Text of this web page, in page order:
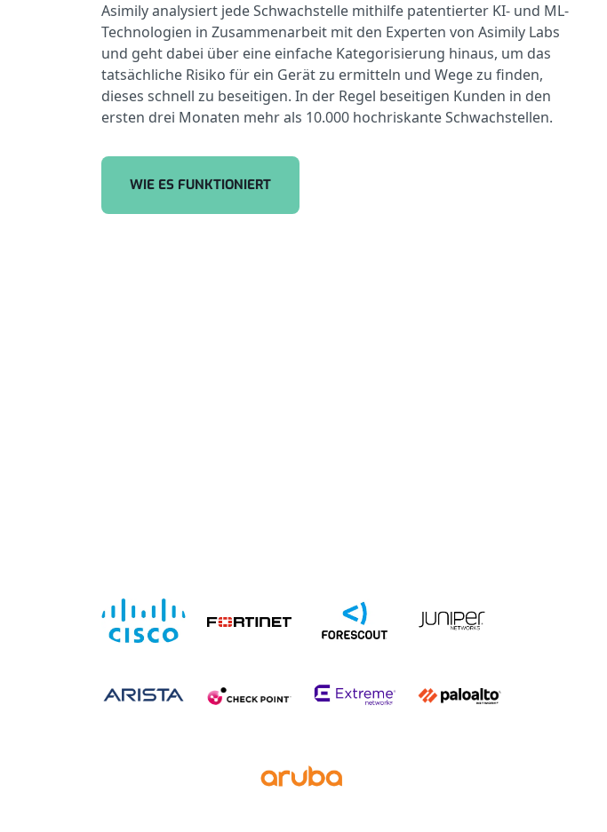
Asimily analysiert jede Schwachstelle mithilfe patentierter KI- und ML-
Technologien in Zusammenarbeit mit den Experten von Asimily Labs
und geht dabei über eine einfache Kategorisierung hinaus, um das
tatsächliche Risiko für ein Gerät zu ermitteln und Wege zu finden,
dieses schnell zu beseitigen. In der Regel beseitigen Kunden in den
ersten drei Monaten mehr als 10.000 hochriskante Schwachstellen.
WIE ES FUNKTIONIERT